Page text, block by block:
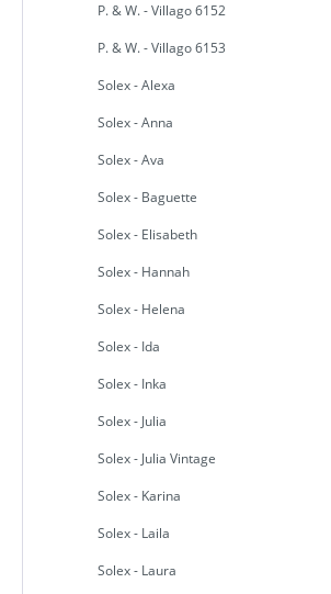
P. & W. - Villago 6152
P. & W. - Villago 6153
Solex - Alexa
Solex - Anna
Solex - Ava
Solex - Baguette
Solex - Elisabeth
Solex - Hannah
Solex - Helena
Solex - Ida
Solex - Inka
Solex - Julia
Solex - Julia Vintage
Solex - Karina
Solex - Laila
Solex - Laura